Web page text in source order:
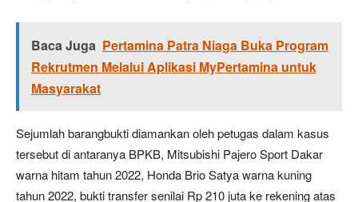
Baca Juga Pertamina Patra Niaga Buka Program
Rekrutmen Melalui Aplikasi MyPertamina untuk
Masyarakat
Sejumlah barangbukti diamankan oleh petugas dalam kasus
tersebut di antaranya BPKB, Mitsubishi Pajero Sport Dakar
warna hitam tahun 2022, Honda Brio Satya warna kuning
tahun 2022, bukti transfer senilai Rp 210 juta ke rekening atas